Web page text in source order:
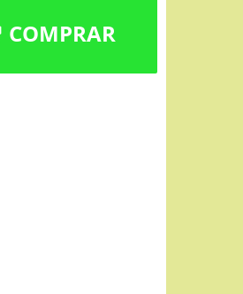
COMPRAR